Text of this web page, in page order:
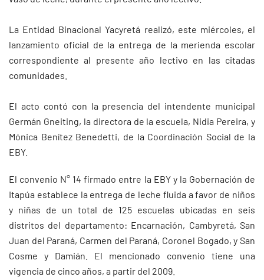
La Entidad Binacional Yacyretá realizó, este miércoles, el
lanzamiento oficial de la entrega de la merienda escolar
correspondiente al presente año lectivo en las citadas
comunidades.
El acto contó con la presencia del intendente municipal
Germán Gneiting, la directora de la escuela, Nidia Pereira, y
Mónica Benítez Benedetti, de la Coordinación Social de la
EBY.
El convenio N° 14 firmado entre la EBY y la Gobernación de
Itapúa establece la entrega de leche fluida a favor de niños
y niñas de un total de 125 escuelas ubicadas en seis
distritos del departamento: Encarnación, Cambyretá, San
Juan del Paraná, Carmen del Paraná, Coronel Bogado, y San
Cosme y Damián. El mencionado convenio tiene una
vigencia de cinco años, a partir del 2009.